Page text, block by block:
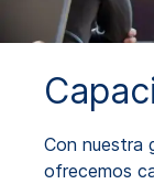
Con nuestra
ofrecemos